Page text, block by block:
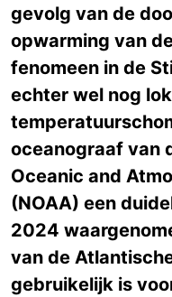
gevolg van de
opwarming van
fenomeen in de
echter wel nog
oceanograaf van
Oceanic and
(NOAA) een
2024
van de
gebruikelijk is